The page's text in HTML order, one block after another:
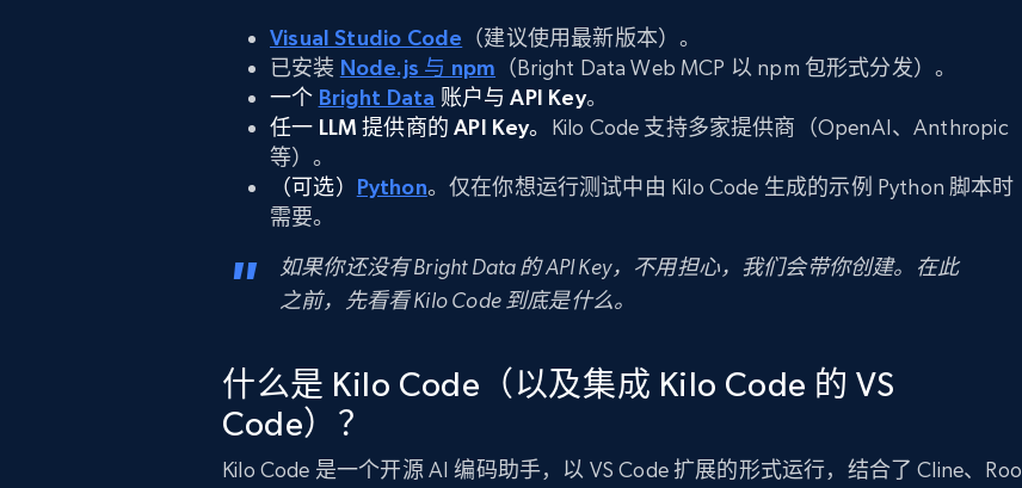
Visual Studio Code （建议使用最新版本）。
已安装 Node.js 与 npm （Bright Data Web MCP 以 npm 包形式分发）。
一个 Bright Data 账户与 API Key。
任一 LLM 提供商的 API Key。 Kilo Code 支持多家提供商（OpenAI、Anthropic
等）。
（可选） Python。仅在你想运行测试中由 Kilo Code 生成的示例 Python 脚本时
需要。
如果你还没有 Bright Data 的 API Key，不用担心，我们会带你创建。在此
之前，先看看 Kilo Code 到底是什么。
什么是 Kilo Code（以及集成 Kilo Code 的 VS
Code）？
Kilo Code 是一个开源 AI 编码助手，以 VS Code 扩展的形式运行，结合了 Cline、Roo